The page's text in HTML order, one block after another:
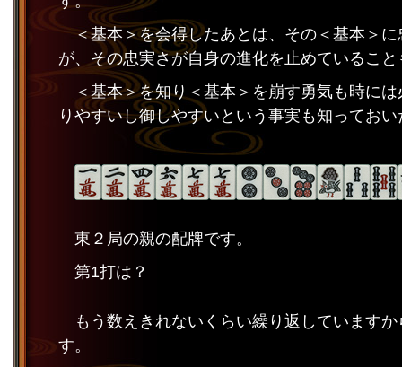
＜基本＞を会得したあとは、その＜基本＞
が、その忠実さが自身の進化を止めているこ
＜基本＞を知り＜基本＞を崩す勇気も時に
りやすいし御しやすいという事実も知ってお
東２局の親の配牌です。
第1打は？
もう数えきれないくらい繰り返していますか
す。